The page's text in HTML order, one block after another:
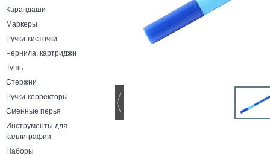
Карандаши
Маркеры
Ручки-кисточки
Чернила, картриджи
Тушь
Стержни
Ручки-корректоры
Сменные перья
Инструменты для
каллиграфии
Наборы